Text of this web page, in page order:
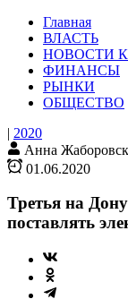
Главная
ВЛАСТЬ
НОВОСТИ
ФИНАНСЫ
РЫНКИ
ОБЩЕСТВО
| 2020
Анна
01.06.2020
Третья на
поставлять